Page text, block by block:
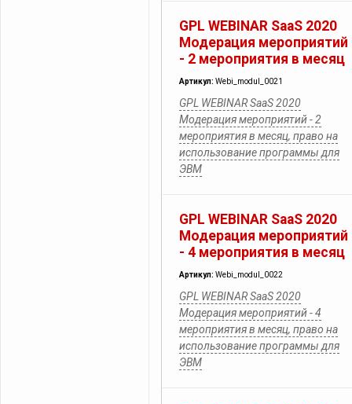
GPL WEBINAR SaaS 2020
Модерация мероприятий
- 2 мероприятия в месяц
Артикул: Webi_modul_0021
GPL WEBINAR SaaS 2020
Модерация мероприятий - 2
мероприятия в месяц, право на
использование программы для
ЭВМ
GPL WEBINAR SaaS 2020
Модерация мероприятий
- 4 мероприятия в месяц
Артикул: Webi_modul_0022
GPL WEBINAR SaaS 2020
Модерация мероприятий - 4
мероприятия в месяц, право на
использование программы для
ЭВМ